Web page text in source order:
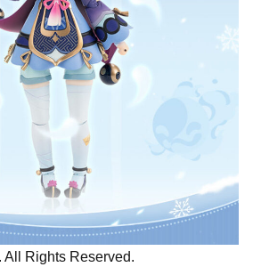
Rights Reserved.